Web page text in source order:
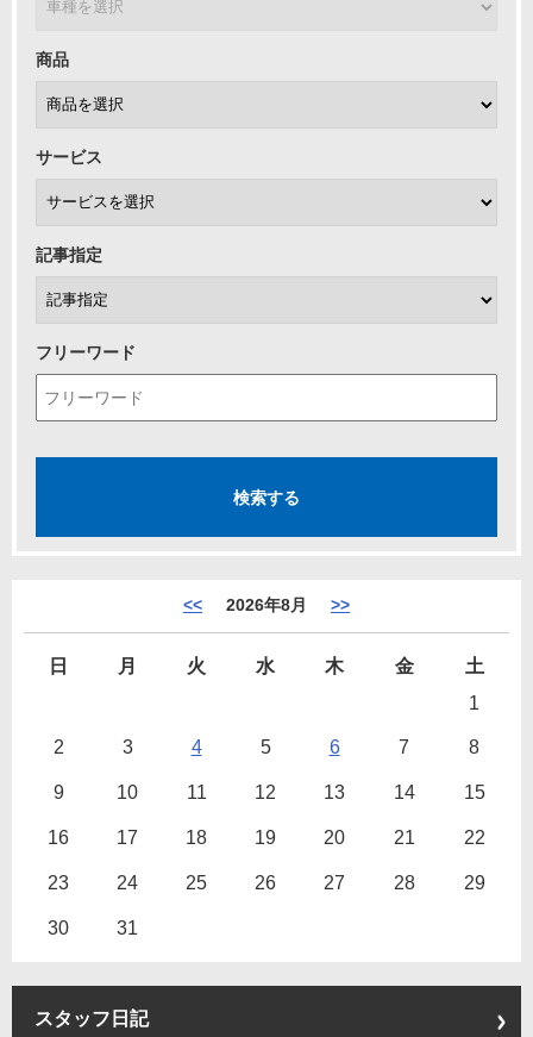
商品
サービス
記事指定
フリーワード
<< 2026年8月 >>
日 月 火 水 木 金
土
1
2 3 4 5 6 7 8
9 10 11 12 13 14 15
16 17 18 19 20 21 22
23 24 25 26 27 28 29
30 31
スタッフ日記